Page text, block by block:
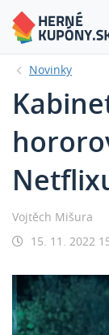
Novinky
Vojtěch Mišura
15. 11. 2022